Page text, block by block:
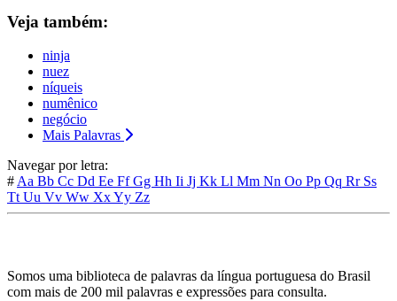
Veja também:
ninja
nuez
níqueis
numênico
negócio
Mais Palavras
Navegar por letra:
# Aa Bb Cc Dd Ee FfGg Hh Ii Jj Kk Ll Mm Nn Oo Pp Qq Rr Ss
Tt Uu Vv Ww XxYy Zz
Somos uma biblioteca de palavras da língua portuguesa do Brasil
com mais de 200 mil palavras e expressões para consulta.